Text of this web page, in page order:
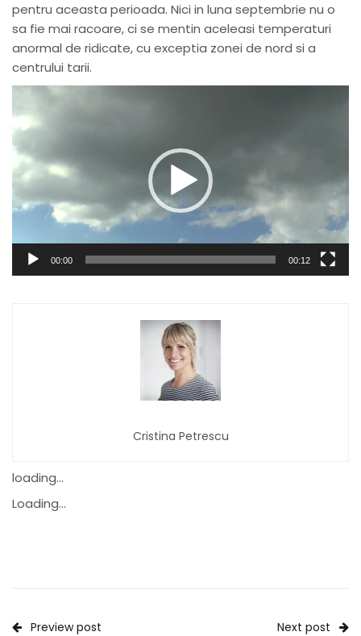
pentru aceasta perioada. Nici in luna septembrie nu o
sa fie mai racoare, ci se mentin aceleasi temperaturi
anormal de ridicate, cu exceptia zonei de nord si a
centrului tarii.
Player
video
00:00 00:12
Cristina Petrescu
loading...
Loading...
Preview post
Next post